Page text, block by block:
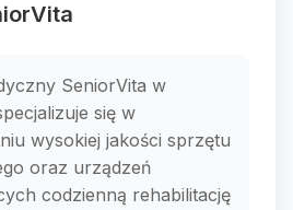
SeniorVita w
się w
wysokiej jakości sprzętu
oraz urządzeń
codzienną rehabilitację